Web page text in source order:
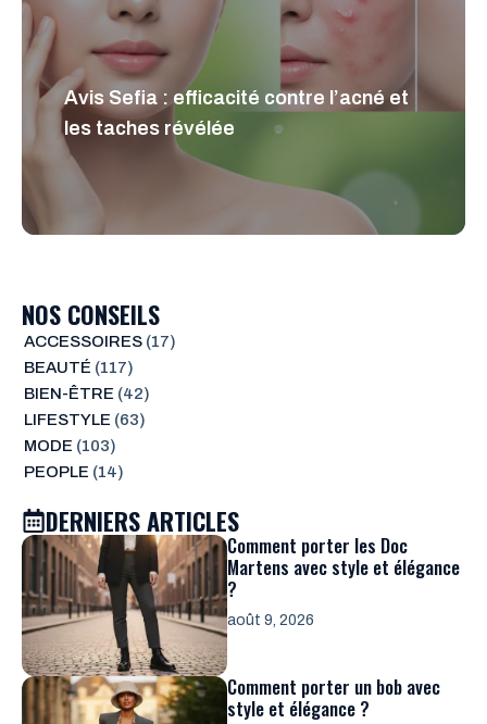
Avis Sefia : efficacité contre l’acné et
les taches révélée
NOS CONSEILS
ACCESSOIRES(17)
BEAUTÉ (117)
BIEN-ÊTRE (42)
LIFESTYLE (63)
MODE (103)
PEOPLE (14)
DERNIERS ARTICLES
Comment porter les Doc
Martens avec style et élégance
?
août 9, 2026
Comment porter un bob avec
style et élégance ?